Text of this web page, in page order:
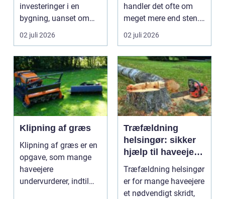
investeringer i en
bygning, uanset om
der er tale om bolig...
02 juli 2026
handler det ofte om
meget mere end sten.
Det handler om at...
02 juli 2026
Klipning af græs
Klipning af græs er en
opgave, som mange
haveejere
undervurderer, indtil
Træfældning
helsingør: sikker
hjælp til haveejere
og virksomheder
Træfældning helsingør
er for mange haveejere
et nødvendigt skridt,